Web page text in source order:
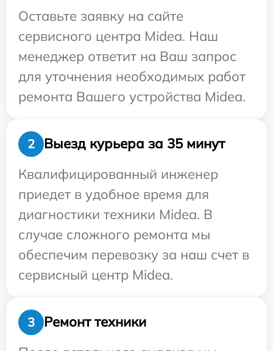
Оставьте заявку на сайте
сервисного центра Midea. Наш
менеджер ответит на Ваш запрос
для уточнения необходимых работ
ремонта Вашего устройства Midea.
2
Выезд курьера за 35 минут
Квалифицированный инженер
приедет в удобное время для
диагностики техники Midea. В
случае сложного ремонта мы
обеспечим перевозку за наш счет в
сервисный центр Midea.
3
Ремонт техники